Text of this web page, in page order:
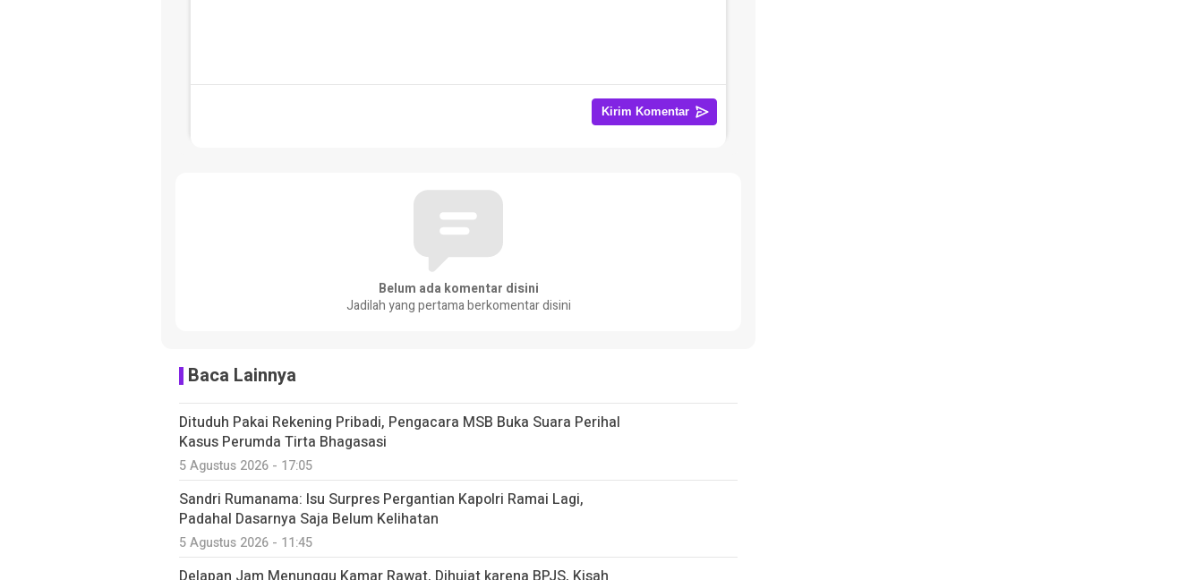
Belum ada komentar disini
Jadilah yang pertama berkomentar disini
Baca Lainnya
Dituduh Pakai Rekening Pribadi, Pengacara MSB Buka Suara Perihal
Kasus Perumda Tirta Bhagasasi
5 Agustus 2026 - 17:05
Sandri Rumanama: Isu Surpres Pergantian Kapolri Ramai Lagi,
Padahal Dasarnya Saja Belum Kelihatan
5 Agustus 2026 - 11:45